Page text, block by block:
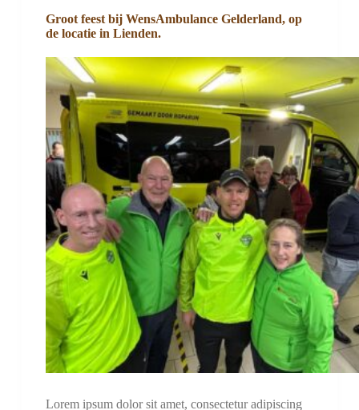
Groot feest bij WensAmbulance Gelderland, op
de locatie in Lienden.
Lorem ipsum dolor sit amet, consectetur adipiscing